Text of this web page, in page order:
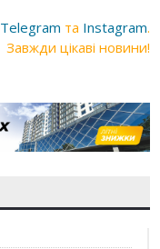
Telegram та Instagram.
Завжди цікаві новини!